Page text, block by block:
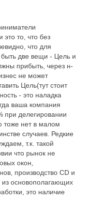
это то, что без
что для
быть две вещи - Цель и
прибыть, через н-
не может
Цель(тут стоит
- это наладка
ваша компания
при делегировании
тоже нет в малом
случаев. Редкие
т.к. такой
что рынок не
окон,
производство CD и
из основополагающих
это наличие